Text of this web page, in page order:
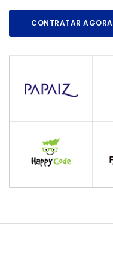
CONTRATAR AGORA